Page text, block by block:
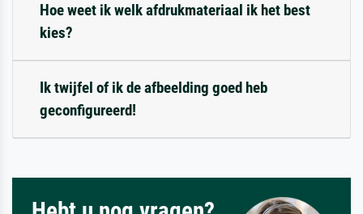
Hoe weet ik welk afdrukmateriaal ik het best
kies?
Ik twijfel of ik de afbeelding goed heb
geconfigureerd!